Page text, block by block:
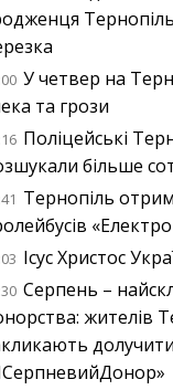
У четвер на
та грози
Поліцейські
більше
Тернопіль
Ісус Христос
Серпень –
жителів